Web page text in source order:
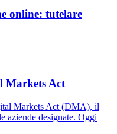
online: tutelare
Markets Act
Markets Act (DMA), il
aziende designate. Oggi